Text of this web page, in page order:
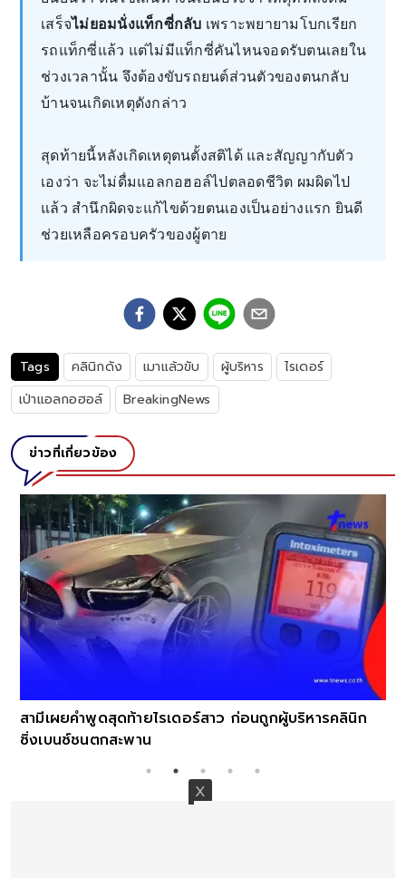
เสร็จไม่ยอมนั่งแท็กซี่กลับ เพราะพยายามโบกเรียก
รถแท็กซี่แล้ว แต่ไม่มีแท็กซี่คันไหนจอดรับตนเลยใน
ช่วงเวลานั้น จึงต้องขับรถยนต์ส่วนตัวของตนกลับ
บ้านจนเกิดเหตุดังกล่าว
สุดท้ายนี้หลังเกิดเหตุตนตั้งสติได้ และสัญญากับตัว
เองว่า จะไม่ดื่มแอลกอฮอล์ไปตลอดชีวิต ผมผิดไป
แล้ว สำนึกผิดจะแก้ไขด้วยตนเองเป็นอย่างแรก ยินดี
ช่วยเหลือครอบครัวของผู้ตาย
Tags คลินิกดัง เมาแล้วขับ ผู้บริหาร
ไรเดอร์
เป่าแอลกอฮอล์
BreakingNews
ข่าวที่เกี่ยวข้อง
สามีเผยคำพูดสุดท้ายไรเดอร์สาว ก่อนถูกผู้บริหารคลินิก
ซิ่งเบนซ์ชนตกสะพาน